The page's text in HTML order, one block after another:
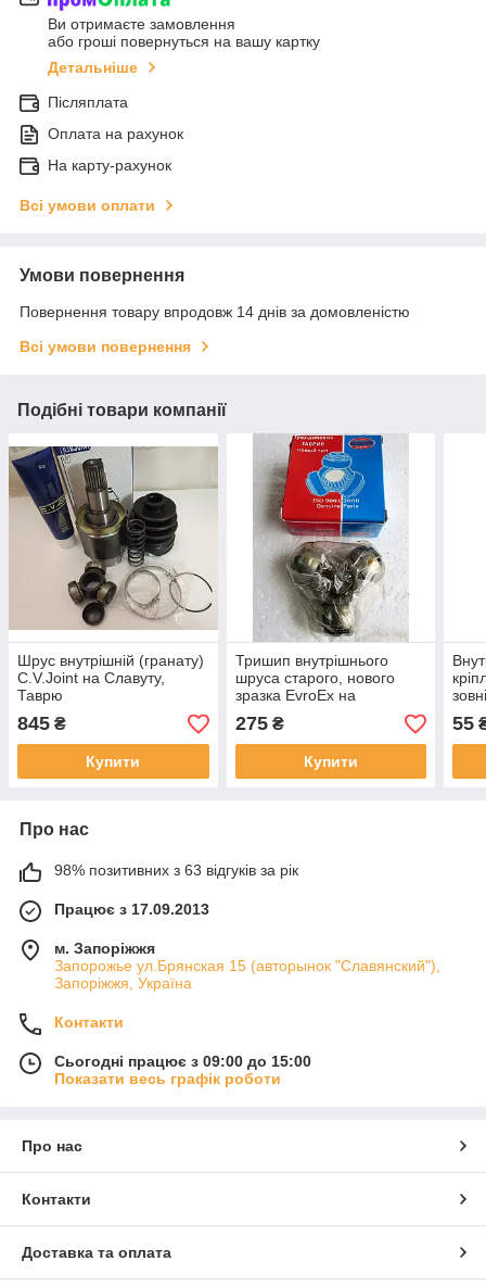
Ви отримаєте замовлення
або гроші повернуться на вашу картку
Детальніше
Післяплата
Оплата на рахунок
На карту-рахунок
Всі умови оплати
Умови повернення
Повернення товару впродовж 14 днів за домовленістю
Всі умови повернення
Подібні товари компанії
Шрус внутрішній (гранату)
С.V.Joint на Славуту,
Таврю
845 ₴
Купити
Тришип внутрішнього
шруса старого, нового
зразка EvroEx на
Тавровію, Славуту, Сенс.
275₴
Купити
55
Про нас
98% позитивних з 63 відгуків за рік
Працює з 17.09.2013
м. Запоріжжя
Запорожье ул.Брянская 15 (авторынок "Славянский"),
Запоріжжя, Україна
Контакти
Сьогодні працює з 09:00 до 15:00
Показати весь графік роботи
Про нас
Контакти
Доставка та оплата